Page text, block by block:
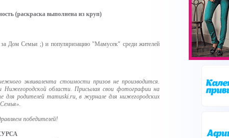
(раскраска выполнена из круп)
Дом Семьи ;) и популяризацию "Мамусек" среди жителей
эквивалента стоимости призов не производится.
области. Присылая свои фотографии на
для родителей mamuski.ru, в журнале для нижегородских
победителей!